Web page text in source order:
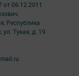
06.12.2011
Республика
ул. Тукая, д. 19